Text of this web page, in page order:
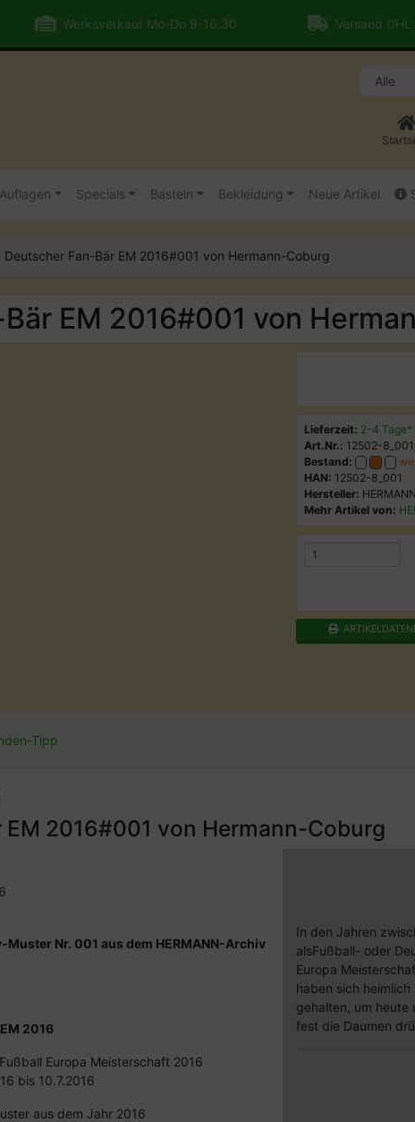
Werksverkauf Mo-Do 9-16.30 Versand
Specials Basteln Bekleidung Neue Artikel
Deutscher Fan-Bär EM 2016#001 von Hermann-Coburg
EM 2016#001 von
Lieferzeit: 2-4 Tage*
Art.Nr.: 12502-8_001
Bestand:
HAN: 12502-8_001
Hersteller:
Mehr Artikel von:
Tipp
EM 2016#001 von Hermann-Coburg
Nr. 001 aus dem HERMANN-Archiv
2016
Europa Meisterschaft 2016
bis 10.7.2016
aus dem Jahr 2016
In den Jahren
alsFußball- oder
Europa
haben sich
gehalten, um heute
fest die Daumen